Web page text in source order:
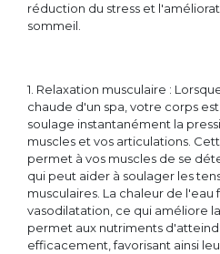
réduction du stress et
sommeil.
1. Relaxation musculaire :
chaude d'un spa, votre corps
soulage instantanément la
muscles et vos articulations.
permet à vos muscles de se
qui peut aider à soulager les
musculaires. La chaleur de
vasodilatation, ce qui améliore
permet aux nutriments
efficacement, favorisant ainsi